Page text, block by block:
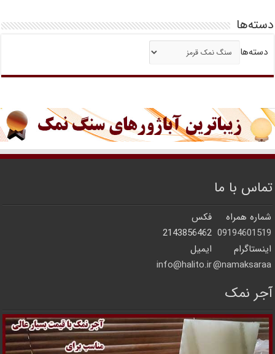
دسته‌ها
دسته‌ها
تماس با ما
شماره همراه
فکس
09194601519
2143856462
اینستاگرام
ایمیل
namaksaraa@
info@halito.ir
آجر نمک